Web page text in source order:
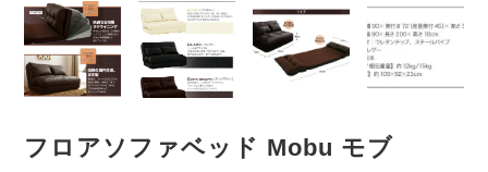
フロアソファベッド Mobu モブ